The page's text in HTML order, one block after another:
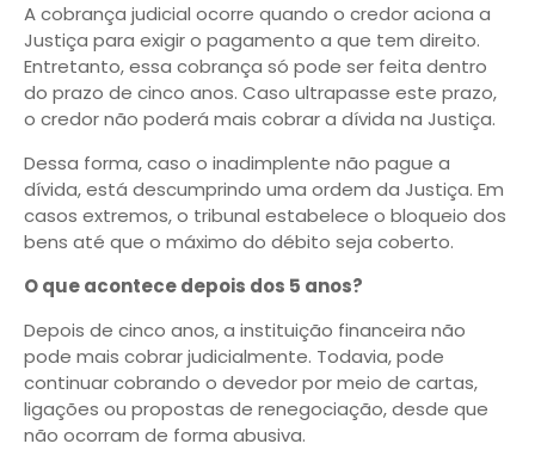
A cobrança judicial ocorre quando o credor aciona a
Justiça para exigir o pagamento a que tem direito.
Entretanto, essa cobrança só pode ser feita dentro
do prazo de cinco anos. Caso ultrapasse este prazo,
o credor não poderá mais cobrar a dívida na Justiça.
Dessa forma, caso o inadimplente não pague a
dívida, está descumprindo uma ordem da Justiça. Em
casos extremos, o tribunal estabelece o bloqueio dos
bens até que o máximo do débito seja coberto.
O que acontece depois dos 5 anos?
Depois de cinco anos, a instituição financeira não
pode mais cobrar judicialmente. Todavia, pode
continuar cobrando o devedor por meio de cartas,
ligações ou propostas de renegociação, desde que
não ocorram de forma abusiva.